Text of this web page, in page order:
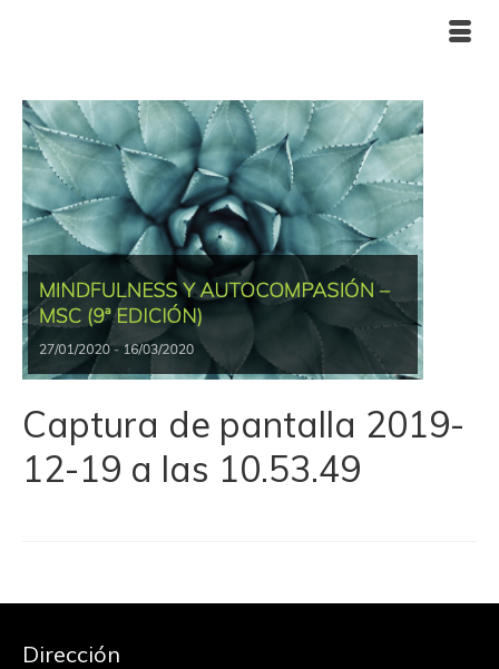
Captura de pantalla 2019-
12-19 a las 10.53.49
Dirección